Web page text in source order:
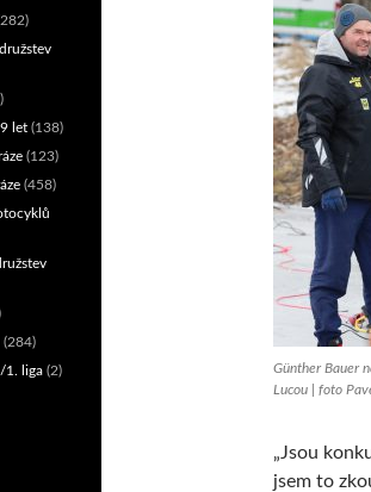
Günther Bauer
Lucou | foto
„Jsou
jsem to
let (138)
(123)
(458)
(284)
1. liga (2)